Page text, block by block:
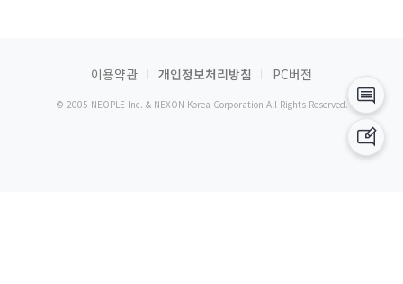
이용약관 개인정보처리방침 PC버전
© 2005 NEOPLE Inc. & NEXON Korea Corporation All Rights Reserved.